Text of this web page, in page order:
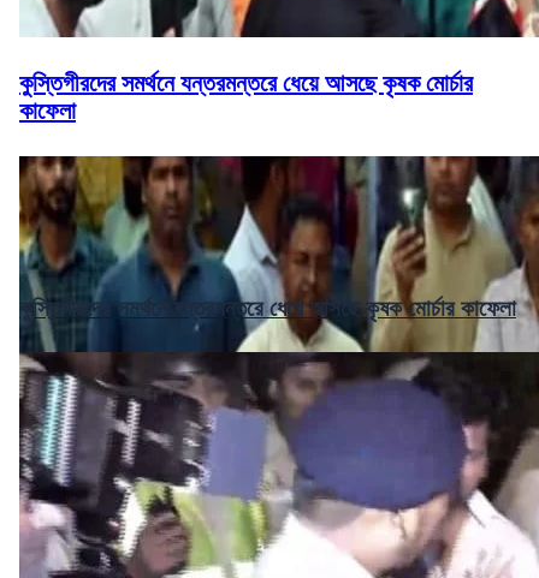
কুস্তিগীরদের সমর্থনে যন্তরমন্তরে ধেয়ে আসছে কৃষক মোর্চার
কাফেলা
কুস্তিগীরদের সমর্থনে যন্তরমন্তরে ধেয়ে আসছে কৃষক মোর্চার কাফেলা